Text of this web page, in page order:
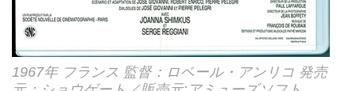
1967年 フランス 監督：ロベール・アンリコ 発売